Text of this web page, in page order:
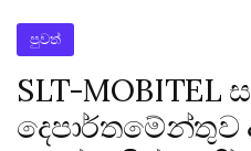
පුවත්
SLT-MOBITEL
දෙපාර්තමේන්තුව